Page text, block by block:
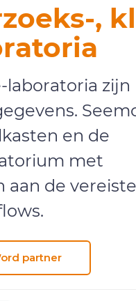
,
laboratoria zijn
en de
met
aan de
partner